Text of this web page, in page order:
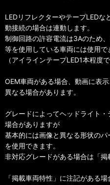
LEDリフレクターやテープLEDな
動接続の場合は連動します。
制御回路の許容電流は3Aのため
等を使用している車両には使用で
（アイラインテープLED1本程度
OEM車両がある場合、動画に表
異なる場合があります。
グレードによってヘッドライト
場合がありますが
基本的には画像と異なる形状の
を使用できます。
非対応グレードがある場合は「掲
「掲載車両特性」に注記がある